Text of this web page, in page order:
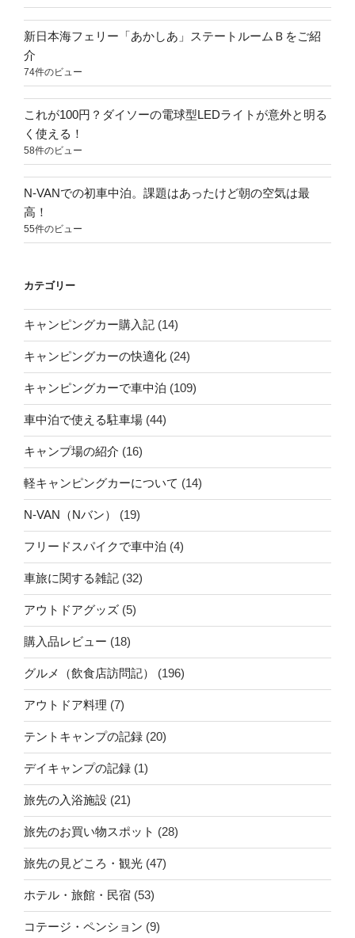
新日本海フェリー「あかしあ」ステートルームＢをご紹
介
74件のビュー
これが100円？ダイソーの電球型LEDライトが意外と明る
く使える！
58件のビュー
N-VANでの初車中泊。課題はあったけど朝の空気は最
高！
55件のビュー
カテゴリー
キャンピングカー購入記 (14)
キャンピングカーの快適化 (24)
キャンピングカーで車中泊 (109)
車中泊で使える駐車場 (44)
キャンプ場の紹介 (16)
軽キャンピングカーについて (14)
N-VAN（Nバン） (19)
フリードスパイクで車中泊 (4)
車旅に関する雑記 (32)
アウトドアグッズ (5)
購入品レビュー (18)
グルメ（飲食店訪問記） (196)
アウトドア料理 (7)
テントキャンプの記録 (20)
デイキャンプの記録 (1)
旅先の入浴施設 (21)
旅先のお買い物スポット (28)
旅先の見どころ・観光 (47)
ホテル・旅館・民宿 (53)
コテージ・ペンション (9)